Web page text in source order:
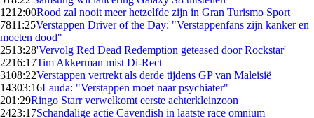
1212:00Rood zal nooit meer hetzelfde zijn in Gran Turismo Sport
7811:25Verstappen Driver of the Day: "Verstappenfans zijn kanker en
moeten dood"
2513:28'Vervolg Red Dead Redemption geteased door Rockstar'
2216:17Tim Akkerman mist Di-Rect
3108:22Verstappen vertrekt als derde tijdens GP van Maleisië
14303:16Lauda: "Verstappen moet naar psychiater"
201:29Ringo Starr verwelkomt eerste achterkleinzoon
2423:17Schandalige actie Cavendish in laatste race omnium